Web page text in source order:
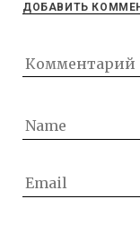
ДОБАВИТЬ